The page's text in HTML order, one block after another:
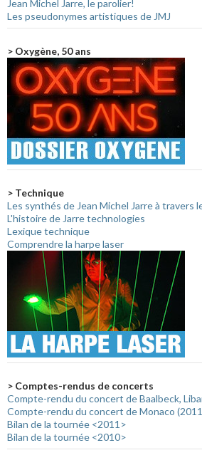
Jean Michel Jarre, le parolier!
Les pseudonymes artistiques de JMJ
> Oxygène, 50 ans
> Technique
Les synthés de Jean Michel Jarre à travers
L'histoire de Jarre technologies
Lexique technique
Comprendre la harpe laser
> Comptes-rendus de concerts
Compte-rendu du concert de Baalbeck,
Compte-rendu du concert de Monaco
Bilan de la tournée <2011>
Bilan de la tournée <2010>